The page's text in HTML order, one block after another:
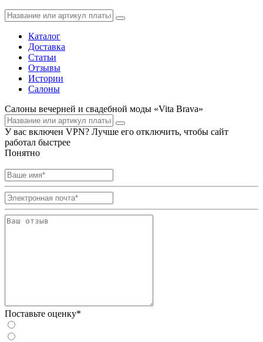
Каталог
Доставка
Статьи
Отзывы
Истории
Салоны
Салоны вечерней и свадебной моды «Vita Brava»
У вас включен VPN? Лучше его отключить, чтобы сайт
работал быстрее
Понятно
Поставьте оценку*